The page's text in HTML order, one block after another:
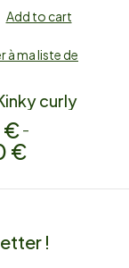
Add to cart
à ma liste de
curly
€ –
€
!